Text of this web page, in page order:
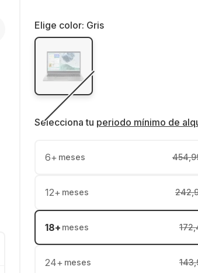
Elige color: Gris
Selecciona tu periodo mínimo de
6+ meses
12+ meses
18+ meses
24+ meses